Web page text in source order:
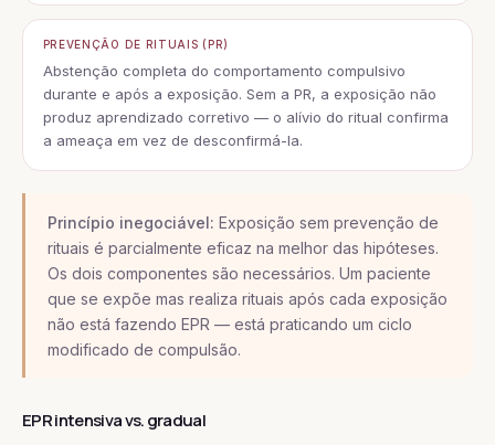
PREVENÇÃO DE RITUAIS (PR)
Abstenção completa do comportamento compulsivo
durante e após a exposição. Sem a PR, a exposição não
produz aprendizado corretivo — o alívio do ritual confirma
a ameaça em vez de desconfirmá-la.
Princípio inegociável: Exposição sem prevenção de
rituais é parcialmente eficaz na melhor das hipóteses.
Os dois componentes são necessários. Um paciente
que se expõe mas realiza rituais após cada exposição
não está fazendo EPR — está praticando um ciclo
modificado de compulsão.
EPR intensiva vs. gradual